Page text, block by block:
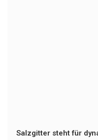
Salzgitter steht für